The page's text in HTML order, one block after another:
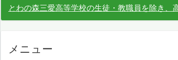
とわの森三愛高等学校の生徒・教職員を除き、
メニュー